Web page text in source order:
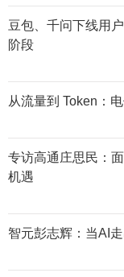
豆包、千问下线用
阶段
从流量到 Token：
专访高通庄思民：
机遇
智元彭志辉：当AI